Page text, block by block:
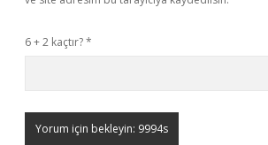
6 + 2 kaçtır?*